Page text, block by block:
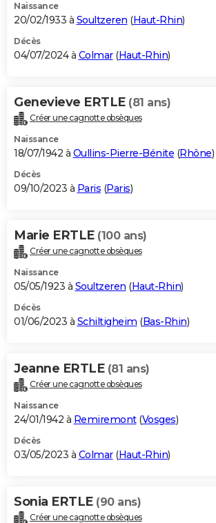
Naissance
20/02/1933 à Soultzeren (Haut-Rhin)
Décès
04/07/2024 à Colmar(Haut-Rhin)
Genevieve ERTLE (81 ans)
Créer une cagnotte obsèques
Naissance
18/07/1942 à Oullins-Pierre-Bénite (Rhône)
Décès
09/10/2023 à Paris (Paris)
Marie ERTLE (100 ans)
Créer une cagnotte obsèques
Naissance
05/05/1923 à Soultzeren (Haut-Rhin)
Décès
01/06/2023 à Schiltigheim (Bas-Rhin)
Jeanne ERTLE (81 ans)
Créer une cagnotte obsèques
Naissance
24/01/1942 à Remiremont(Vosges)
Décès
03/05/2023 à Colmar(Haut-Rhin)
Sonia ERTLE (90 ans)
Créer une cagnotte obsèques